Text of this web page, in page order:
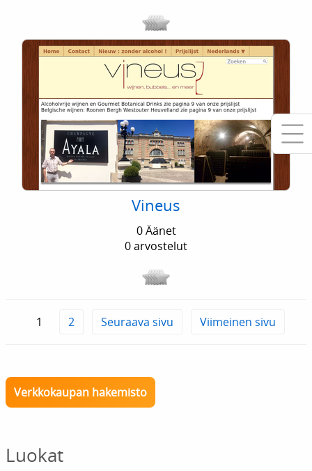
Vineus
0 Äänet
0 arvostelut
1 2 Seuraava sivu Viimeinen sivu
Verkkokaupan hakemisto
Luokat